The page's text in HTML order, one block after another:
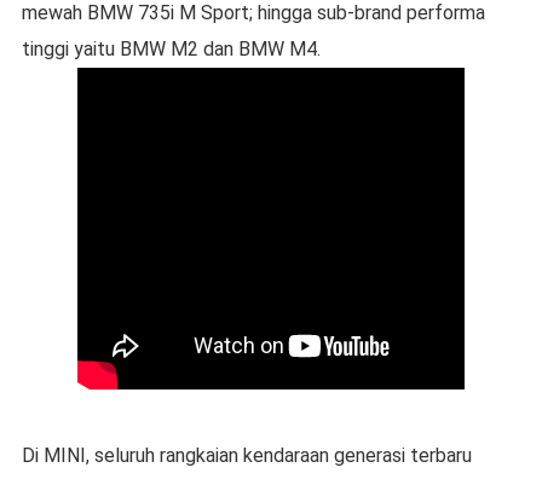
mewah BMW 735i M Sport; hingga sub-brand performa
tinggi yaitu BMW M2 dan BMW M4.
Di MINI, seluruh rangkaian kendaraan generasi terbaru